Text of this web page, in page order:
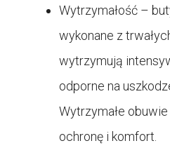
Wytrzymałość –
wykonane z
wytrzymują
odporne na
Wytrzymałe
ochronę i komfort.